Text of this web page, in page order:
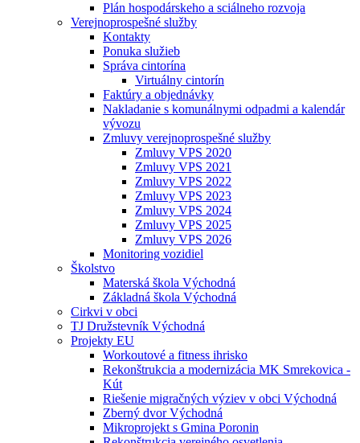
Plán hospodárskeho a sciálneho rozvoja
Verejnoprospešné služby
Kontakty
Ponuka služieb
Správa cintorína
Virtuálny cintorín
Faktúry a objednávky
Nakladanie s komunálnymi odpadmi a kalendár
vývozu
Zmluvy verejnoprospešné služby
Zmluvy VPS 2020
Zmluvy VPS 2021
Zmluvy VPS 2022
Zmluvy VPS 2023
Zmluvy VPS 2024
Zmluvy VPS 2025
Zmluvy VPS 2026
Monitoring vozidiel
Školstvo
Materská škola Východná
Základná škola Východná
Cirkvi v obci
TJ Družstevník Východná
Projekty EU
Workoutové a fitness ihrisko
Rekonštrukcia a modernizácia MK Smrekovica -
Kút
Riešenie migračných výziev v obci Východná
Zberný dvor Východná
Mikroprojekt s Gmina Poronin